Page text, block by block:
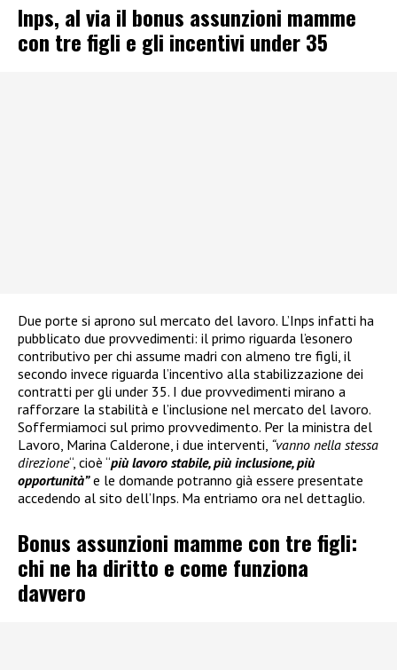
Inps, al via il bonus assunzioni mamme
con tre figli e gli incentivi under 35
Due porte si aprono sul mercato del lavoro. L’Inps infatti ha
pubblicato due provvedimenti: il primo riguarda l’esonero
contributivo per chi assume madri con almeno tre figli, il
secondo invece riguarda l’incentivo alla stabilizzazione dei
contratti per gli under 35. I due provvedimenti mirano a
rafforzare la stabilità e l’inclusione nel mercato del lavoro.
Soffermiamoci sul primo provvedimento. Per la ministra del
Lavoro, Marina Calderone, i due interventi, “vanno nella stessa
direzione“, cioè “più lavoro stabile, più inclusione, più
opportunità”e le domande potranno già essere presentate
accedendo al sito dell’Inps. Ma entriamo ora nel dettaglio.
Bonus assunzioni mamme con tre figli:
chi ne ha diritto e come funziona
davvero